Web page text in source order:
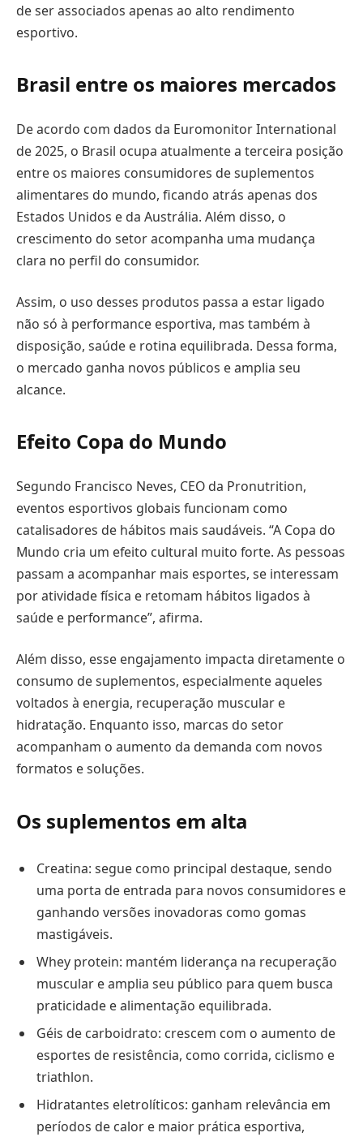
de ser associados apenas ao alto rendimento
esportivo.
Brasil entre os maiores mercados
De acordo com dados da Euromonitor International
de 2025, o Brasil ocupa atualmente a terceira posição
entre os maiores consumidores de suplementos
alimentares do mundo, ficando atrás apenas dos
Estados Unidos e da Austrália. Além disso, o
crescimento do setor acompanha uma mudança
clara no perfil do consumidor.
Assim, o uso desses produtos passa a estar ligado
não só à performance esportiva, mas também à
disposição, saúde e rotina equilibrada. Dessa forma,
o mercado ganha novos públicos e amplia seu
alcance.
Efeito Copa do Mundo
Segundo Francisco Neves, CEO da Pronutrition,
eventos esportivos globais funcionam como
catalisadores de hábitos mais saudáveis. “A Copa do
Mundo cria um efeito cultural muito forte. As pessoas
passam a acompanhar mais esportes, se interessam
por atividade física e retomam hábitos ligados à
saúde e performance”, afirma.
Além disso, esse engajamento impacta diretamente o
consumo de suplementos, especialmente aqueles
voltados à energia, recuperação muscular e
hidratação. Enquanto isso, marcas do setor
acompanham o aumento da demanda com novos
formatos e soluções.
Os suplementos em alta
Creatina: segue como principal destaque, sendo
uma porta de entrada para novos consumidores e
ganhando versões inovadoras como gomas
mastigáveis.
Whey protein: mantém liderança na recuperação
muscular e amplia seu público para quem busca
praticidade e alimentação equilibrada.
Géis de carboidrato: crescem com o aumento de
esportes de resistência, como corrida, ciclismo e
triathlon.
Hidratantes eletrolíticos: ganham relevância em
períodos de calor e maior prática esportiva,